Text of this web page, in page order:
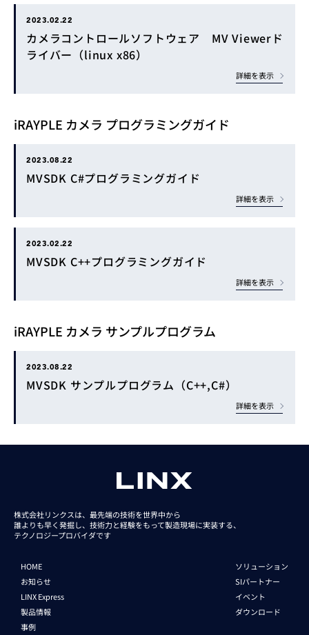
2023.02.22
カメラコントロールソフトウェア MV Viewerド
ライバー（linux x86）
詳細を表示
iRAYPLE カメラ プログラミングガイド
2023.08.22
MVSDK C#プログラミングガイド
詳細を表示
2023.02.22
MVSDK C++プログラミングガイド
詳細を表示
iRAYPLE カメラ サンプルプログラム
2023.08.22
MVSDK サンプルプログラム（C++,C#）
詳細を表示
株式会社リンクスは、最先端の技術を世界中から
誰よりも早く発掘し、技術力と経験をもって製造現場に実装する、
テクノロジープロバイダです
HOME
お知らせ
LINX Express
製品情報
事例
ソリューション
SIパートナー
イベント
ダウンロード